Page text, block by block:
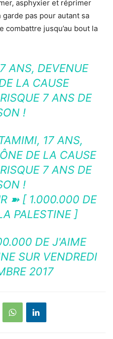
asphyxier et réprimer
garde pas pour autant sa
jusqu’au bout la
ANS, DEVENUE
LA CAUSE
7 ANS DE
!
17 ANS,
DE LA CAUSE
7 ANS DE
!
➽ [ 1.000.000 DE
PALESTINE ]
DE J'AIME
SUR VENDREDI
2017